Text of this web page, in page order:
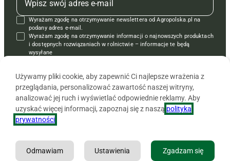
Regulamin
Polityka prywatności
Kontakt
Reklama
Kontakt
Krzyżówki
Regulamin
Wyrażam zgodę na otrzymywanie newslettera od Agropolska.pl na
podany adres e-mail.
Wyrażam zgodę na otrzymywanie informacji o najnowszych produktach
i dostępnych rozwiązaniach w rolnictwie – informacje te będą
wysyłane
Copyright © 2026 Agencja Promocji Rolnictwa i Agrobiznesu APRA
Używamy pliki cookie, aby zapewnić Ci najlepsze wrażenia z
przeglądania, personalizować zawartość naszej witryny,
analizować jej ruch i wyświetlać odpowiednie reklamy. Aby
uzyskać więcej informacji, zapoznaj się z naszą polityką
prywatności
Zgadzam się
Ustawienia
Odmawiam